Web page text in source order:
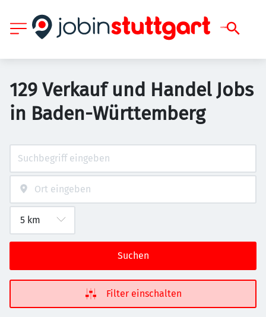
129 Verkauf und Handel Jobs
in Baden-Württemberg
Suchen
Filter einschalten